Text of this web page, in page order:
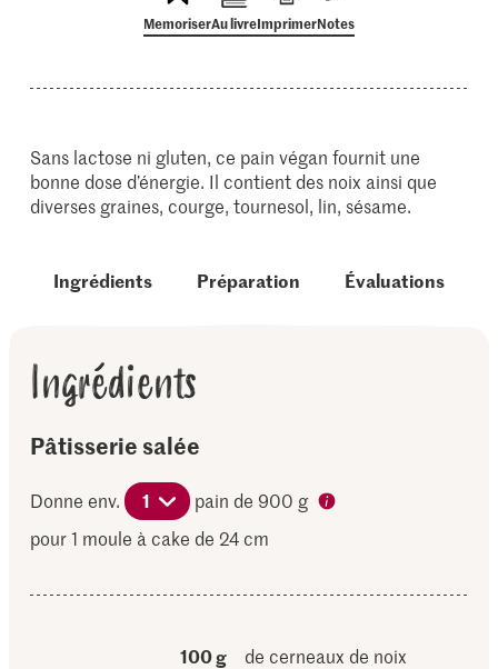
MemoriserAu livreImprimerNotes
Sans lactose ni gluten, ce pain végan fournit une
bonne dose d’énergie. Il contient des noix ainsi que
diverses graines, courge, tournesol, lin, sésame.
Ingrédients Préparation Évaluations
Ingrédients
Pâtisserie salée
Donne env. 1
pain de 900 g
pour 1 moule à cake de 24 cm
100 g
de cerneaux de noix